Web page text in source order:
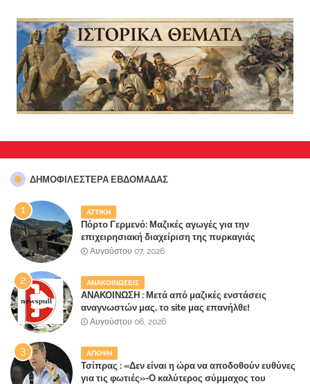
ΔΗΜΟΦΙΛΈΣΤΕΡΑ ΕΒΔΟΜΆΔΑΣ
ΑΤΤΙΚΗ
Πόρτο Γερμενό: Μαζικές αγωγές για την
επιχειρησιακή διαχείριση της πυρκαγιάς
ετοιμάζουν οι κάτοικοι!
Αυγούστου 07, 2026
ΑΝΑΚΟΙΝΩΣΕΙΣ
ΑΝΑΚΟΙΝΩΣΗ : Μετά από μαζικές ενστάσεις
αναγνωστών μας, το site μας επανήλθε!
Αυγούστου 06, 2026
ΑΠΟΨΗ
Τσίπρας : «Δεν είναι η ώρα να αποδοθούν ευθύνες
για τις φωτιές»-Ο καλύτερος σύμμαχος του